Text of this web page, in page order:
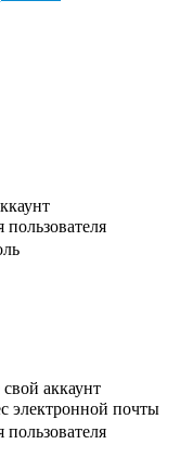
аккаунт
электронной почты